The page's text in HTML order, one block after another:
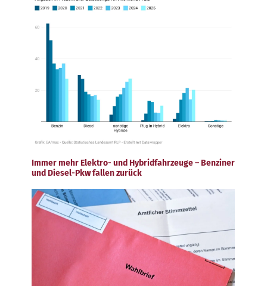
Immer mehr Elektro- und Hybridfahrzeuge – Benziner
und Diesel-Pkw fallen zurück